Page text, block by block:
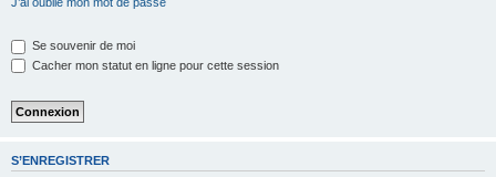
Se souvenir de moi
Cacher mon statut en ligne pour cette session
S’ENREGISTRER